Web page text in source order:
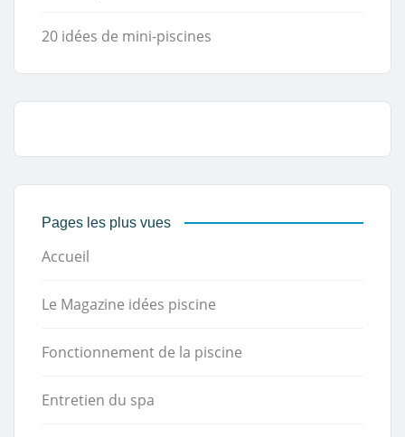
20 idées de mini-piscines
Pages les plus vues
Accueil
Le Magazine idées piscine
Fonctionnement de la piscine
Entretien du spa